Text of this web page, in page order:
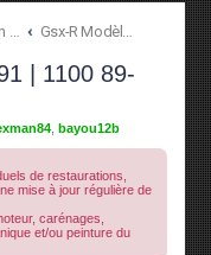
Restauration à l'origine Gsx-R Modèles [750 88->91 | 1100 89->92](Culs ronds)
| 1100 89-
,bayou12b
de restaurations,
mise à jour régulière de
carénages,
et/ou peinture du